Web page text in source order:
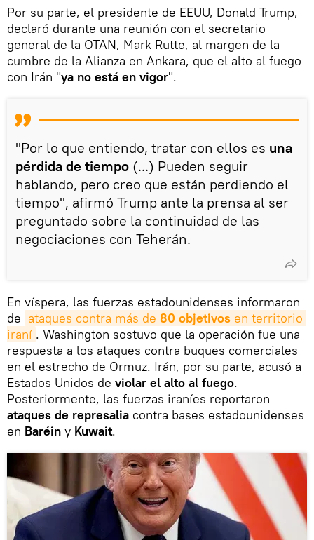
Por su parte, el presidente de EEUU, Donald Trump,
declaró durante una reunión con el secretario
general de la OTAN, Mark Rutte, al margen de la
cumbre de la Alianza en Ankara, que el alto al fuego
con Irán "ya no está en vigor".
"Por lo que entiendo, tratar con ellos es una
pérdida de tiempo (...) Pueden seguir
hablando, pero creo que están perdiendo el
tiempo", afirmó Trump ante la prensa al ser
preguntado sobre la continuidad de las
negociaciones con Teherán.
En víspera, las fuerzas estadounidenses informaron
de ataques contra más de 80 objetivos en territorio
iraní . Washington sostuvo que la operación fue una
respuesta a los ataques contra buques comerciales
en el estrecho de Ormuz. Irán, por su parte, acusó a
Estados Unidos de violar el alto al fuego.
Posteriormente, las fuerzas iraníes reportaron
ataques de represalia contra bases estadounidenses
en Baréin y Kuwait.